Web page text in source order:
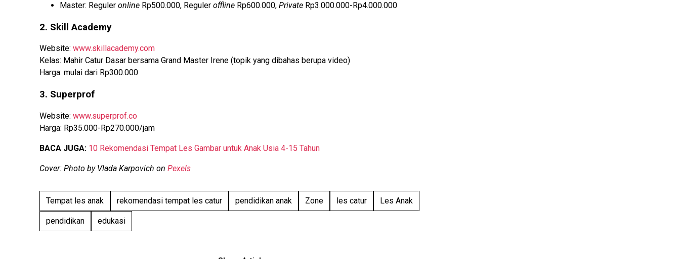
Master: Reguler online Rp500.000, Reguler offline Rp600.000, Private Rp3.000.000-Rp4.000.000
2. Skill Academy
Website: www.skillacademy.com
Kelas: Mahir Catur Dasar bersama Grand Master Irene (topik yang dibahas berupa video)
Harga: mulai dari Rp300.000
3. Superprof
Website: www.superprof.co
Harga: Rp35.000-Rp270.000/jam
BACA JUGA: 10 Rekomendasi Tempat Les Gambar untuk Anak Usia 4-15 Tahun
Cover: Photo by Vlada Karpovich on Pexels
Tempat les anak rekomendasi tempat les catur pendidikan anak Zone les catur Les Anak
pendidikan edukasi